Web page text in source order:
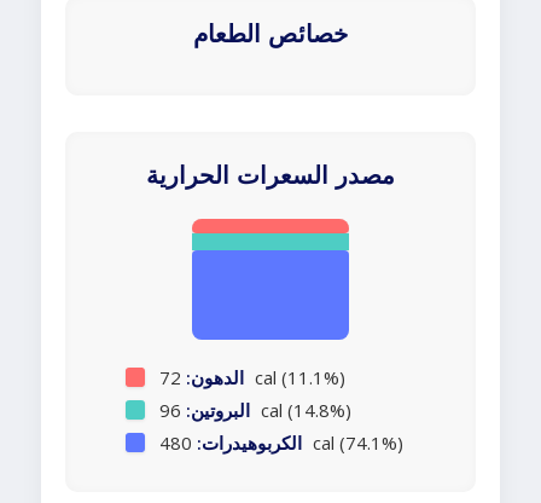
خصائص الطعام
مصدر السعرات الحرارية
الدهون: 72 cal (11.1%)
البروتين: 96 cal (14.8%)
الكربوهيدرات: 480 cal (74.1%)